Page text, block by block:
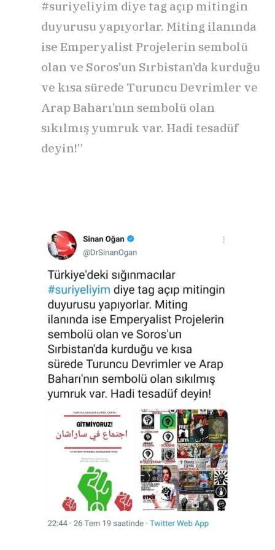
#suriyeliyim diye tag açıp mitingin
duyurusu yapıyorlar. Miting ilanında
ise Emperyalist Projelerin sembolü
olan ve Soros’un Sırbistan’da kurduğu
ve kısa sürede Turuncu Devrimler ve
Arap Baharı’nın sembolü olan
sıkılmış yumruk var. Hadi tesadüf
deyin!”